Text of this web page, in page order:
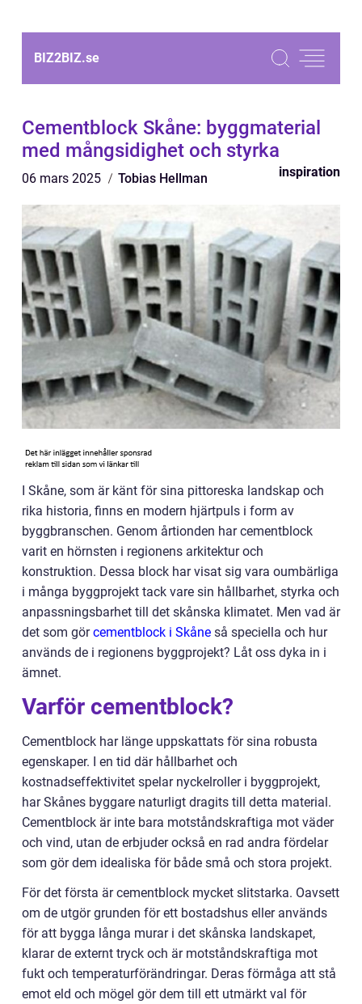
BIZ2BIZ.se
Cementblock Skåne: byggmaterial
med mångsidighet och styrka
06 mars 2025 Tobias Hellman inspiration
I Skåne, som är känt för sina pittoreska landskap och
rika historia, finns en modern hjärtpuls i form av
byggbranschen. Genom årtionden har cementblock
varit en hörnsten i regionens arkitektur och
konstruktion. Dessa block har visat sig vara oumbärliga
i många byggprojekt tack vare sin hållbarhet, styrka och
anpassningsbarhet till det skånska klimatet. Men vad är
det som görcementblock i Skåne så speciella och hur
används de i regionens byggprojekt? Låt oss dyka in i
ämnet.
Varför cementblock?
Cementblock har länge uppskattats för sina robusta
egenskaper. I en tid där hållbarhet och
kostnadseffektivitet spelar nyckelroller i byggprojekt,
har Skånes byggare naturligt dragits till detta material.
Cementblock är inte bara motståndskraftiga mot väder
och vind, utan de erbjuder också en rad andra fördelar
som gör dem idealiska för både små och stora projekt.
För det första är cementblock mycket slitstarka. Oavsett
om de utgör grunden för ett bostadshus eller används
för att bygga långa murar i det skånska landskapet,
klarar de externt tryck och är motståndskraftiga mot
fukt och temperaturförändringar. Deras förmåga att stå
emot eld och mögel gör dem till ett utmärkt val för